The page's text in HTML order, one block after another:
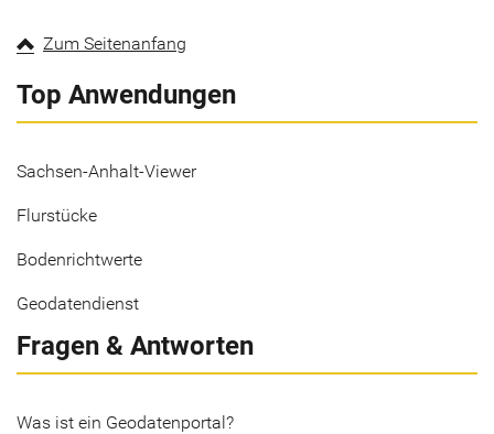
Zum Seitenanfang
Top Anwendungen
Sachsen-Anhalt-Viewer
Flurstücke
Bodenrichtwerte
Geodatendienst
Fragen & Antworten
Was ist ein Geodatenportal?